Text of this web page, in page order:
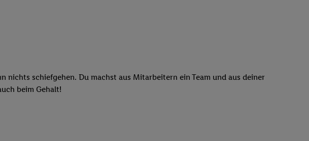
nichts schiefgehen. Du machst aus Mitarbeitern ein Team und aus deiner
beim Gehalt!